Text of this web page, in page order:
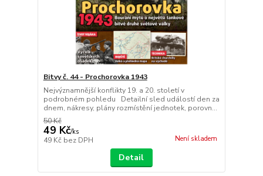
Bitvy č. 44 - Prochorovka 1943
Nejvýznamnější konflikty 19. a 20. století v
podrobném pohledu Detailní sled událostí den za
dnem, nákresy, plány rozmístění jednotek, porovn...
50 Kč
49 Kč/ks
49 Kč bez DPH Není skladem
Detail